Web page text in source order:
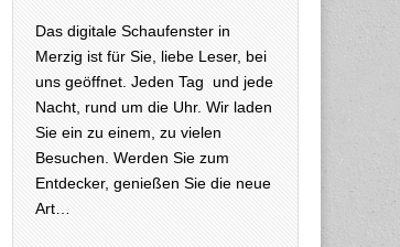
Das digitale Schaufenster in
Merzig ist für Sie, liebe Leser, bei
uns geöffnet. Jeden Tag und jede
Nacht, rund um die Uhr. Wir laden
Sie ein zu einem, zu vielen
Besuchen. Werden Sie zum
Entdecker, genießen Sie die neue
Art…